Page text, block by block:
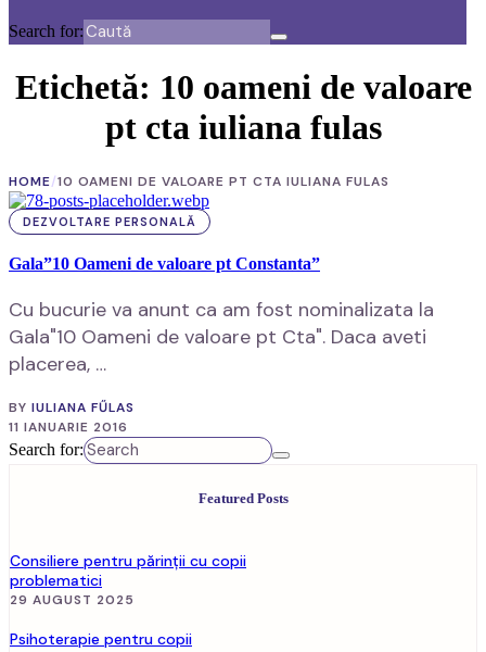
Search for:
Etichetă: 10 oameni de valoare
pt cta iuliana fulas
HOME/10 OAMENI DE VALOARE PT CTA IULIANA FULAS
DEZVOLTARE PERSONALĂ
Gala”10 Oameni de valoare pt Constanta”
Cu bucurie va anunt ca am fost nominalizata la
Gala"10 Oameni de valoare pt Cta". Daca aveti
placerea, …
BY IULIANA FŰLAS
11 IANUARIE 2016
Search for:
Featured Posts
Consiliere pentru părinții cu copii
problematici
29 AUGUST 2025
Psihoterapie pentru copii